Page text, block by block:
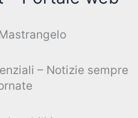
– Notizie sempre